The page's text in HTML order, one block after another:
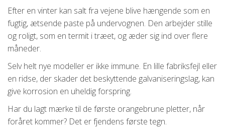
Efter en vinter kan salt fra vejene blive hængende som en
fugtig, ætsende paste på undervognen. Den arbejder stille
og roligt, som en termit i træet, og æder sig ind over flere
måneder.
Selv helt nye modeller er ikke immune. En lille fabriksfejl eller
en ridse, der skader det beskyttende galvaniseringslag, kan
give korrosion en uheldig forspring.
Har du lagt mærke til de første orangebrune pletter, når
foråret kommer? Det er fjendens første tegn.